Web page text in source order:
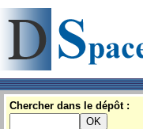
Chercher dans le dépôt :